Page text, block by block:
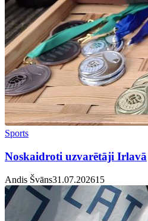
Sports
Noskaidroti uzvarētāji Irlavā
Andis Švāns31.07.20261 5